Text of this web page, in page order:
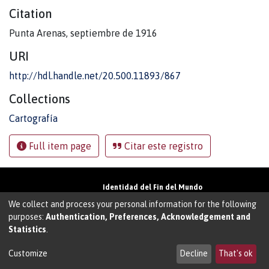
Citation
Punta Arenas, septiembre de 1916
URI
http://hdl.handle.net/20.500.11893/867
Collections
Cartografía
Full item page Citar este registro
Identidad del Fin del Mundo
01855 • Punta Arenas • Chile
Teléfono:+56 61 207135• Email:
We collect and process your personal information for the following
purposes: Authentication, Preferences, Acknowledgement and
Statistics
Customize Decline That's ok